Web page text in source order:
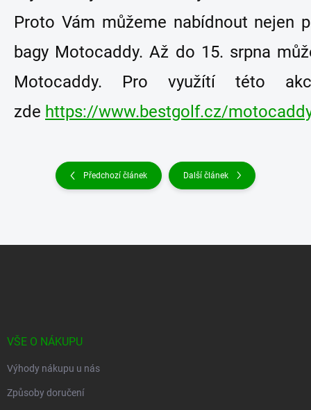
Proto Vám můžeme nabídnout nejen
bagy Motocaddy. Až do 15. srpna
Motocaddy. Pro využítí této
zde https://www.bestgolf.cz/
Předchozí článek Další článek
VŠE O NÁKUPU
Výhody nákupu u nás
Způsoby doručení